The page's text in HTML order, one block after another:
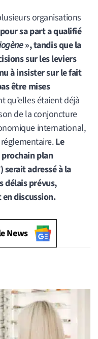
organisations
pour sa part a qualifié
», tandis que la
sur les leviers
à insister sur le fait
être mises
qu’elles étaient déjà
de la conjoncture
international,
Le
plan
adressé à la
délais prévus,
discussion.
News